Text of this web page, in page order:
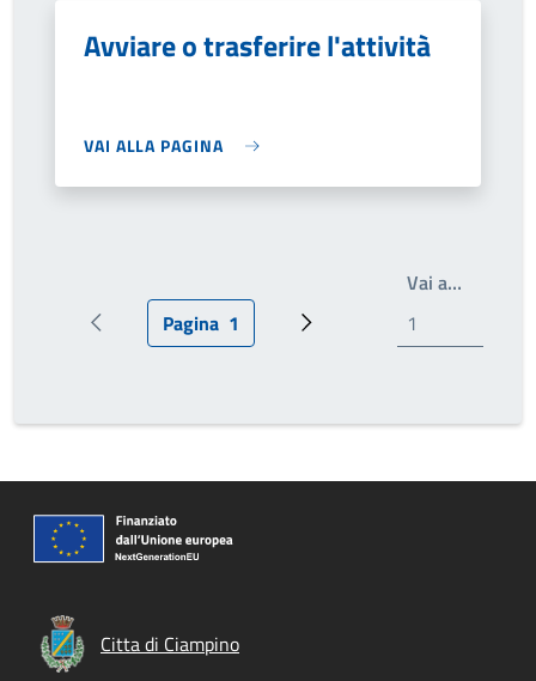
Avviare o trasferire l'attività
VAI ALLA PAGINA
Pagina precedentePagina attuale
Pagina 1 Prossima pagina
Vai a…
Citta di Ciampino